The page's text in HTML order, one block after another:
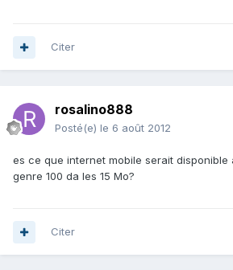
Citer
rosalino888
Posté(e) le 6 août 2012
es ce que internet mobile serait disponible
genre 100 da les 15 Mo?
Citer